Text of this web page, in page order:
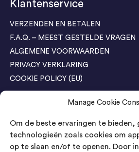
Manage Cookie
Om de beste ervaringen te bieden,
technologieën zoals cookies om
op te slaan en/of te openen. Door
Klantenservice
VERZENDEN EN BETALEN
F.A.Q. – MEEST GESTELDE VRAGEN
ALGEMENE VOORWAARDEN
PRIVACY VERKLARING
COOKIE POLICY (EU)
Agenda Trade Shows
04-05 November / SVG FAIR
Bestel GRATIS kaarten